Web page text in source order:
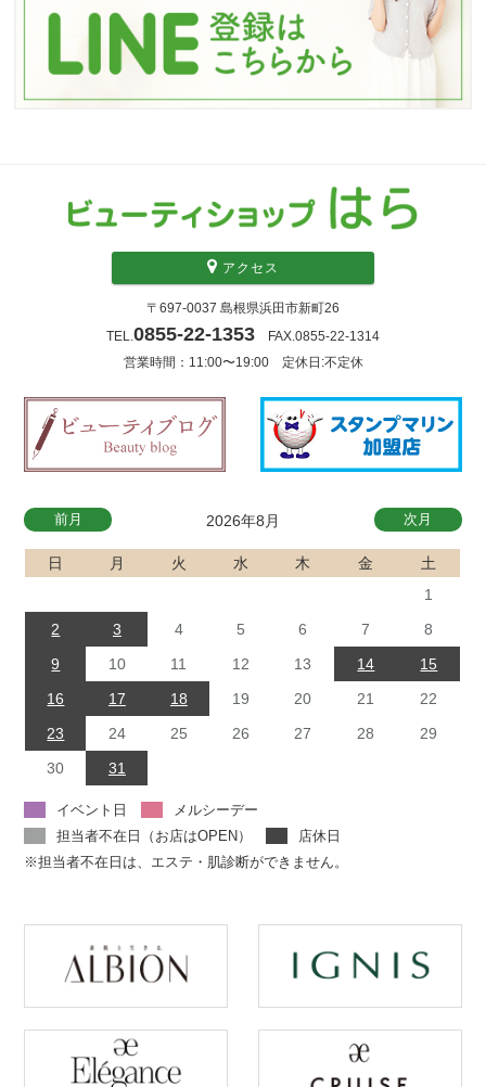
前月 2026年8月 次月
日 月 火 水 木 金
土
1
2
3 4 5 6 7
8
9
10 11 12 13 14
15
16
17 18 19 20 21
22
23
24 25 26 27 28
29
30
31
イベント日
メルシーデー
担当者不在日（お店はOPEN）
店休日
※担当者不在日は、エステ・肌診断ができません。
アクセス
〒697-0037 島根県浜田市新町26
TEL.0855-22-1353 FAX.0855-22-1314
営業時間：11:00〜19:00 定休日:不定休